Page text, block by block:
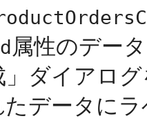
属性のデー
」ダイアロ
データに